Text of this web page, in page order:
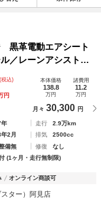
革電動エアシート
／レーンアシスト／
ＴＣ／純正ナビ／地
ューモニター／ＨＩ
税込)
円
本体価格
138.8
万円
諸費用
11.2
万円
月々 30,300 円
走行
2.9万km
2月 排気
2500cc
備無 修復
なし
(1ヶ月・走行無制限)
オンライン商談可
ター）阿見店